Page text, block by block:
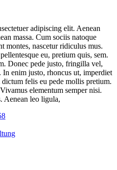
adipiscing elit. Aenean
massa. Cum sociis natoque
montes, nascetur ridiculus mus.
eu, pretium quis, sem.
Donec pede justo, fringilla vel,
In enim justo, rhoncus ut, imperdiet
felis eu pede mollis pretium.
elementum semper nisi.
Aenean leo ligula,